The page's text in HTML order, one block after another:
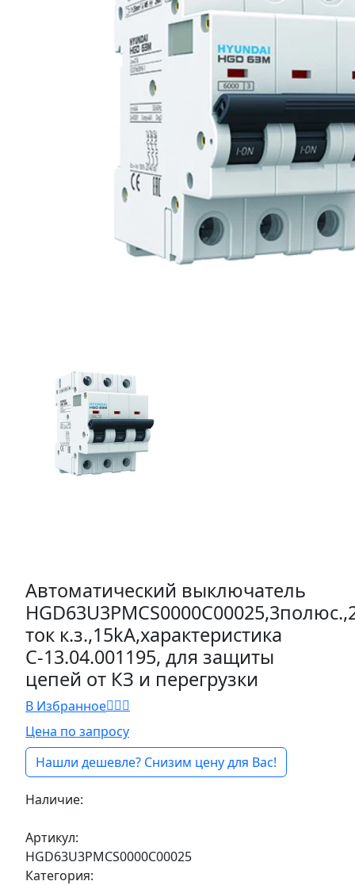
Автоматический выключатель
ток к.з.,15kA,характеристика
С-13.04.001195, для защиты
цепей от КЗ и перегрузки
В Избранное
Цена по запросу
Нашли дешевле? Снизим цену для Вас!
Наличие:
Артикул:
HGD63U3PMCS0000C00025
Категория: